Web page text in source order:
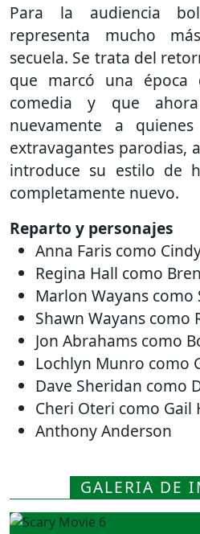
Para la audiencia
representa mucho
secuela. Se trata del
que marcó una
comedia y que
nuevamente a
extravagantes parodias,
introduce su estilo de
completamente nuevo.
Reparto y personajes
Anna Faris como
Regina Hall como
Marlon Wayans como
Shawn Wayans como
Jon Abrahams como
Lochlyn Munro como
Dave Sheridan como
Cheri Oteri como Gail
Anthony Anderson
GALERIA DE